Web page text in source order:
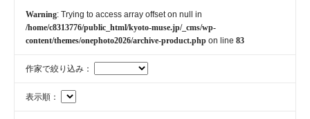
Warning: Trying to access array offset on null in
/home/c8313776/public_html/kyoto-muse.jp/_cms/wp-
content/themes/onephoto2026/archive-product.php on line 83
作家で絞り込み：
表示順：